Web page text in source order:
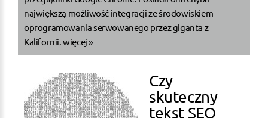
największą możliwość integracji ze środowiskiem
oprogramowania serwowanego przez giganta z
Kalifornii.więcej »
Czy
skuteczny
tekst SEO